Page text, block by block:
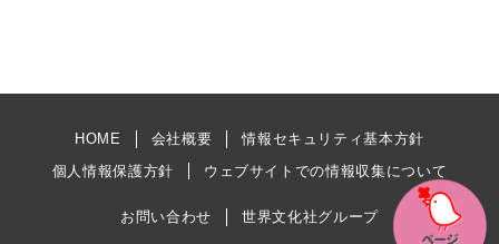
HOME 会社概要
情報セキュリティ基本方針
個人情報保護方針
ウェブサイトでの情報収集について
お問い合わせ 世界文化社グループ